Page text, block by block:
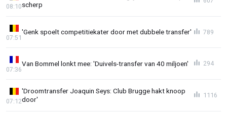
scherp
08:10
'Genk spoelt competitiekater door met dubbele transfer'
07:51
789
Van Bommel lonkt mee: 'Duivels-transfer van 40 miljoen'
07:36
294
'Droomtransfer Joaquin Seys: Club Brugge hakt knoop
door'
07:12
1116